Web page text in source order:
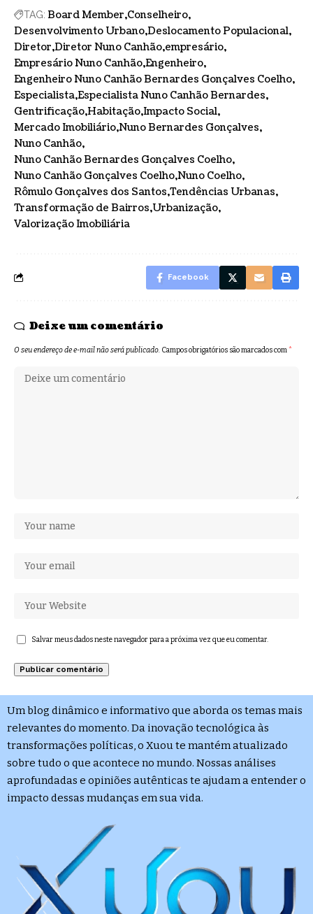
TAG: Board Member Conselheiro
Desenvolvimento Urbano Deslocamento Populacional
Diretor Diretor Nuno Canhão empresário
Empresário Nuno Canhão Engenheiro
Engenheiro Nuno Canhão Bernardes Gonçalves Coelho
Especialista Especialista Nuno Canhão Bernardes
Gentrificação Habitação Impacto Social
Mercado Imobiliário Nuno Bernardes Gonçalves
Nuno Canhão
Nuno Canhão Bernardes Gonçalves Coelho
Nuno Canhão Gonçalves Coelho Nuno Coelho
Rômulo Gonçalves dos Santos Tendências Urbanas
Transformação de Bairros Urbanização
Valorização Imobiliária
Facebook
Deixe um comentário
O seu endereço de e-mail não será publicado. Campos obrigatórios são marcados com *
Salvar meus dados neste navegador para a próxima vez que eu comentar.
Um blog dinâmico e informativo que aborda os temas mais
relevantes do momento. Da inovação tecnológica às
transformações políticas, o Xuou te mantém atualizado
sobre tudo o que acontece no mundo. Nossas análises
aprofundadas e opiniões autênticas te ajudam a entender o
impacto dessas mudanças em sua vida.